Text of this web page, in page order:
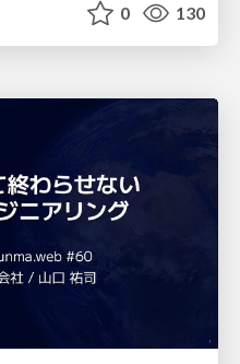
0 130